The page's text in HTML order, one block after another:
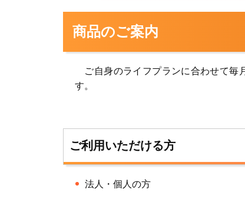
商品のご案内
ご自身のライフプランに合わせて毎
す。
ご利用いただける方
法人・個人の方